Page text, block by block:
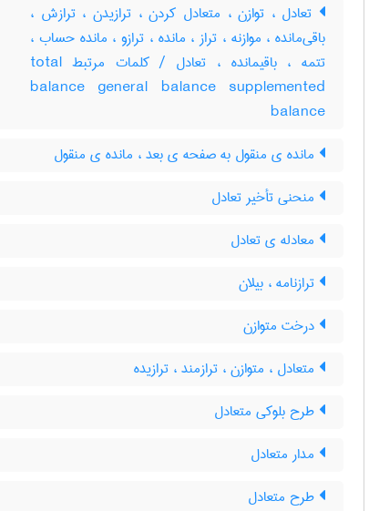
تعادل ، توازن ، متعادل کردن ، ترازیدن ، ترازش ،
باقی‌مانده ، موازنه ، تراز ، مانده ، ترازو ، مانده حساب ،
تتمه ، باقیمانده ، تعادل / کلمات مرتبط total
balance general balance supplemented
balance
مانده ی منقول به صفحه ی بعد ، مانده ی منقول
منحنی تأخیر تعادل
معادله ی تعادل
ترازنامه ، بیلان
درخت متوازن
متعادل ، متوازن ، ترازمند ، ترازیده
طرح بلوکی متعادل
مدار متعادل
طرح متعادل